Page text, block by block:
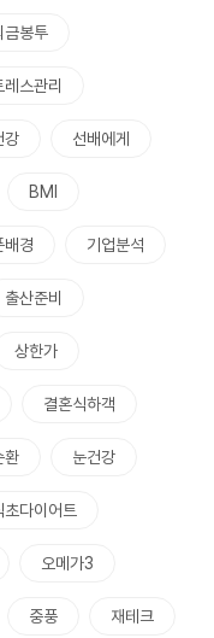
금봉투
레스관리
강 선배에게
BMI
배경 기업분석
출산준비
상한가
결혼식하객
환 눈건강
초다이어트
오메가3
중풍 재테크